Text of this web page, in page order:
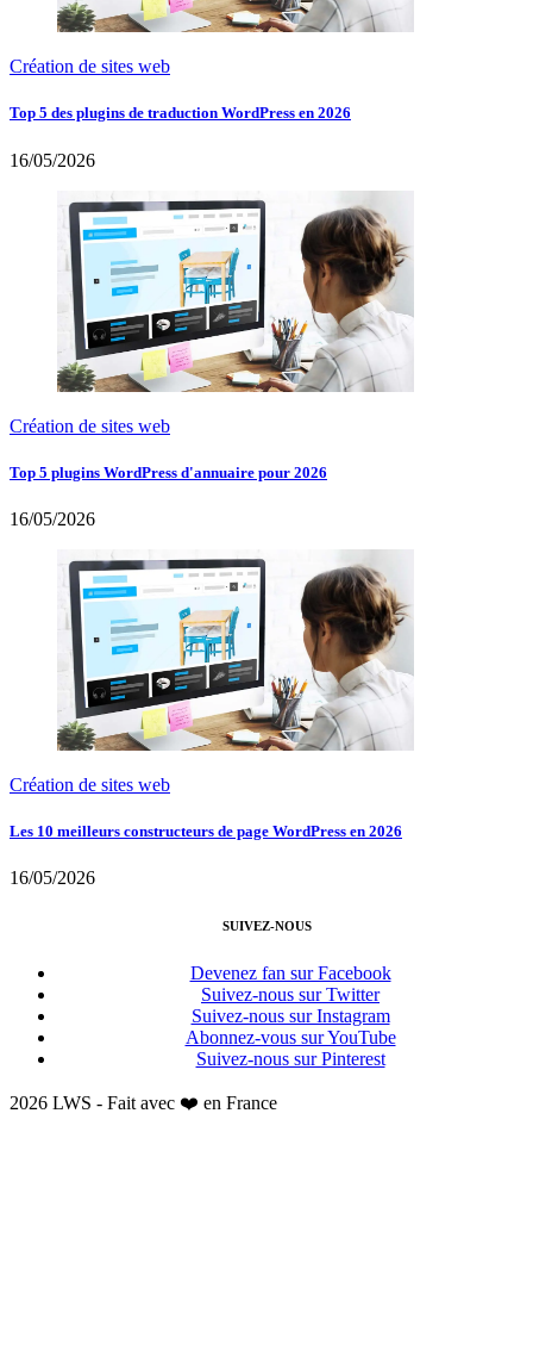
Création de sites web
Top 5 des plugins de traduction WordPress en 2026
16/05/2026
Création de sites web
Top 5 plugins WordPress d'annuaire pour 2026
16/05/2026
Création de sites web
Les 10 meilleurs constructeurs de page WordPress en 2026
16/05/2026
SUIVEZ-NOUS
Devenez fan sur Facebook
Suivez-nous sur Twitter
Suivez-nous sur Instagram
Abonnez-vous sur YouTube
Suivez-nous sur Pinterest
2026 LWS - Fait avec ❤️ en France